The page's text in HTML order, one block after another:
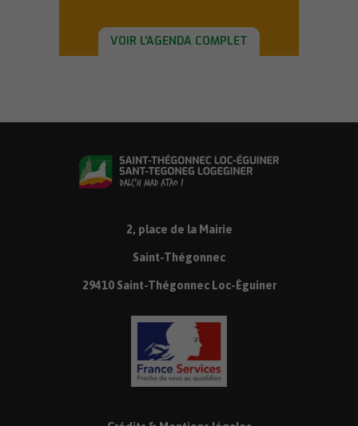
VOIR L'AGENDA COMPLET
2, place de la Mairie
Saint-Thégonnec
29410 Saint-Thégonnec Loc-Éguiner